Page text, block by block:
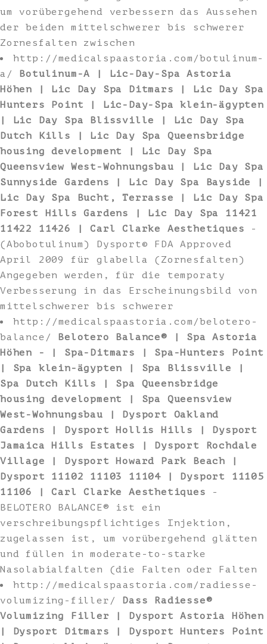
um vorübergehend verbessern das Aussehen
der beiden mittelschwerer bis schwerer
Zornesfalten zwischen
http://medicalspaastoria.com/botulinum-
a/ Botulinum-A | Lic-Day-Spa Astoria
Höhen | Lic Day Spa Ditmars | Lic Day Spa
Hunters Point | Lic-Day-Spa klein-ägypten
| Lic Day Spa Blissville | Lic Day Spa
Dutch Kills | Lic Day Spa Queensbridge
housing development | Lic Day Spa
Queensview West-Wohnungsbau | Lic Day Spa
Sunnyside Gardens | Lic Day Spa Bayside |
Lic Day Spa Bucht, Terrasse | Lic Day Spa
Forest Hills Gardens | Lic Day Spa 11421
11422 11426 | Carl Clarke Aesthetiques -
(Abobotulinum) Dysport© FDA Approved
April 2009 für glabella (Zornesfalten)
Angegeben werden, für die temporaty
Verbesserung in das Erscheinungsbild von
mittelschwerer bis schwerer
http://medicalspaastoria.com/belotero-
balance/ Belotero Balance® | Spa Astoria
Höhen - | Spa-Ditmars | Spa-Hunters Point
| Spa klein-ägypten | Spa Blissville |
Spa Dutch Kills | Spa Queensbridge
housing development | Spa Queensview
West-Wohnungsbau | Dysport Oakland
Gardens | Dysport Hollis Hills | Dysport
Jamaica Hills Estates | Dysport Rochdale
Village | Dysport Howard Park Beach |
Dysport 11102 11103 11104 | Dysport 11105
11106 | Carl Clarke Aesthetiques -
BELOTERO BALANCE® ist ein
verschreibungspflichtiges Injektion,
zugelassen ist, um vorübergehend glätten
und füllen in moderate-to-starke
Nasolabialfalten (die Falten oder Falten
http://medicalspaastoria.com/radiesse-
volumizing-filler/ Dass Radiesse®
Volumizing Filler | Dysport Astoria Höhen
| Dysport Ditmars | Dysport Hunters Point